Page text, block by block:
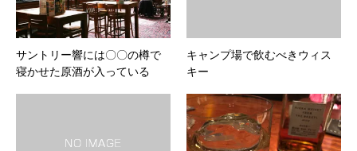
サントリー響には〇〇の樽で
寝かせた原酒が入っている
キャンプ場で飲むべきウィス
キー